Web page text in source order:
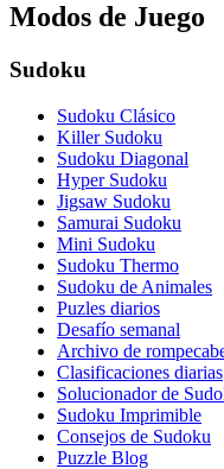
Modos de Juego
Sudoku
Sudoku Clásico
Killer Sudoku
Sudoku Diagonal
Hyper Sudoku
Jigsaw Sudoku
Samurai Sudoku
Mini Sudoku
Sudoku Thermo
Sudoku de Animales
Puzles diarios
Desafío semanal
Archivo de
Clasificaciones diarias
Solucionador de
Sudoku Imprimible
Consejos de Sudoku
Puzzle Blog